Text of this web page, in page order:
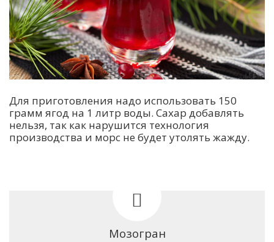
Для приготовления надо использовать 150
грамм ягод на 1 литр воды. Сахар добавлять
нельзя, так как нарушится технология
производства и морс не будет утолять жажду.
Мозогран